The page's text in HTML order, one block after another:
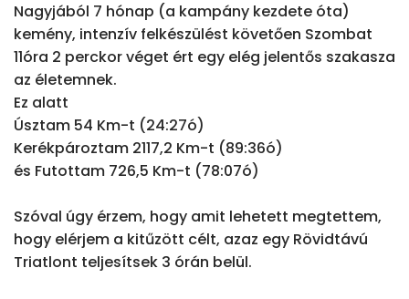
Nagyjából 7 hónap (a kampány kezdete óta)
kemény, intenzív felkészülést követően Szombat
11óra 2 perckor véget ért egy elég jelentős szakasza
az életemnek.
Ez alatt
Úsztam 54 Km-t (24:27ó)
Kerékpároztam 2117,2 Km-t (89:36ó)
és Futottam 726,5 Km-t (78:07ó)
Szóval úgy érzem, hogy amit lehetett megtettem,
hogy elérjem a kitűzött célt, azaz egy Rövidtávú
Triatlont teljesítsek 3 órán belül.